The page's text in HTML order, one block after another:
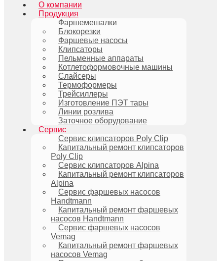
О компании
Продукция
Фаршемешалки
Блокорезки
Фаршевые насосы
Клипсаторы
Пельменные аппараты
Котлетоформовочные машины
Слайсеры
Термоформеры
Трейсиллеры
Изготовление ПЭТ тары
Линии розлива
Заточное оборудование
Сервис
Сервис клипсаторов Poly Clip
Капитальный ремонт клипсаторов
Poly Clip
Сервис клипсаторов Alpina
Капитальный ремонт клипсаторов
Alpina
Сервис фаршевых насосов
Handtmann
Капитальный ремонт фаршевых
насосов Handtmann
Сервис фаршевых насосов
Vemag
Капитальный ремонт фаршевых
насосов Vemag